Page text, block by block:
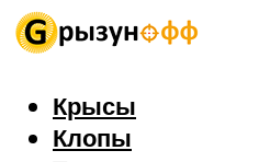
Крысы
Клопы